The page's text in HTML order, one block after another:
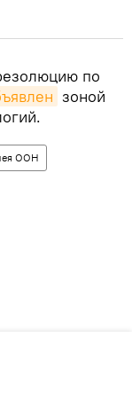
по
зоной
ООН